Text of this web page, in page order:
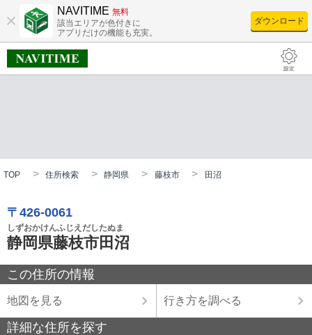
NAVITIME 無料
該当エリアが色付きに
アプリだけの機能も充実。
ダウンロード
TOP 住所検索 静岡県 藤枝市 田沼
〒426-0061
しずおかけんふじえだしたぬま
静岡県藤枝市田沼
この住所の情報
地図を見る 行き方を調べる
詳細な住所を探す